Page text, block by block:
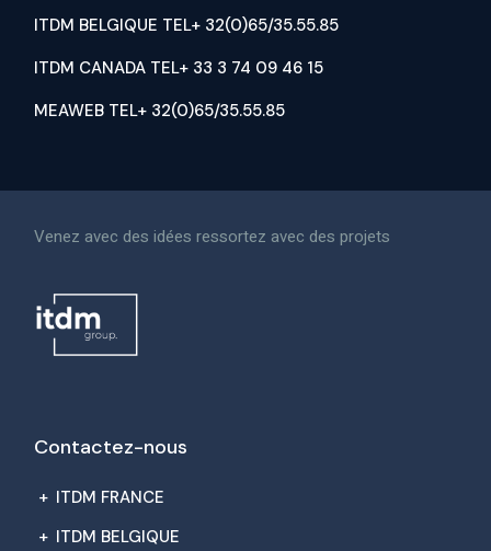
ITDM BELGIQUE TEL+ 32(0)65/35.55.85
ITDM CANADA TEL+ 33 3 74 09 46 15
MEAWEB TEL+ 32(0)65/35.55.85
Venez avec des idées ressortez avec des projets
Contactez-nous
+ ITDM FRANCE
+ ITDM BELGIQUE